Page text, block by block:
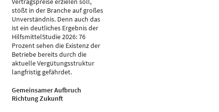
stößt in der Branche auf großes
Unverständnis. Denn auch das
ist ein deutliches Ergebnis der
HilfsmittelStudie 2026: 76
Prozent sehen die Existenz der
Betriebe bereits durch die
aktuelle Vergütungsstruktur
langfristig gefährdet.
Gemeinsamer Aufbruch
Richtung Zukunft